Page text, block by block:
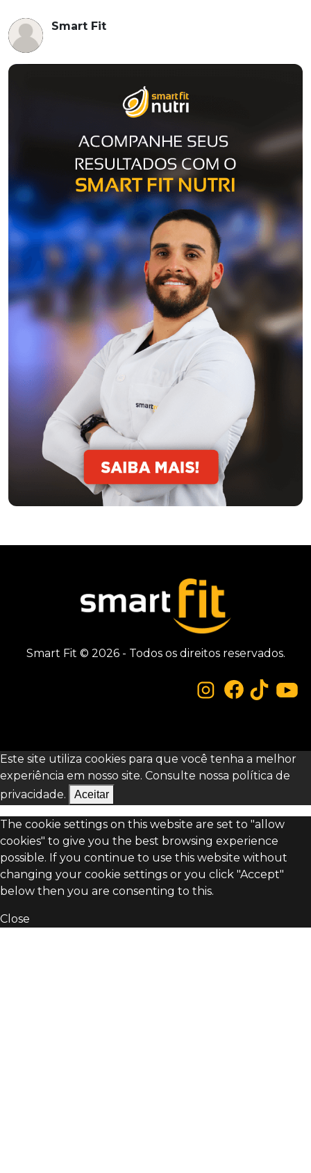
Smart Fit
Smart Fit © 2026 - Todos os direitos reservados.
Este site utiliza cookies para que você tenha a melhor
experiência em nosso site. Consulte nossa política de
privacidade.
Aceitar
The cookie settings on this website are set to "allow
cookies" to give you the best browsing experience
possible. If you continue to use this website without
changing your cookie settings or you click "Accept"
below then you are consenting to this.
Close